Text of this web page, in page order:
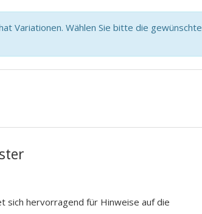
Variationen. Wählen Sie bitte die gewünschte
sich hervorragend für Hinweise auf die